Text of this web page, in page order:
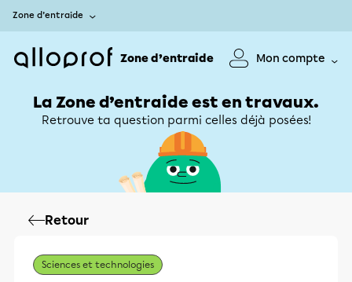
Zone d’entraide
Zone d’entraide Mon compte
La Zone d’entraide est en travaux.
Retrouve ta question parmi celles déjà posées!
Retour
Sciences et technologies